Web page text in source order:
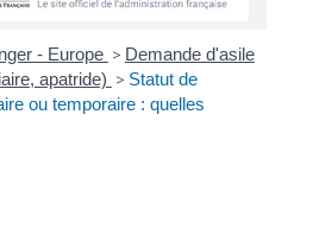
- Europe > Demande d'asile
apatride) > Statut de
ou temporaire : quelles